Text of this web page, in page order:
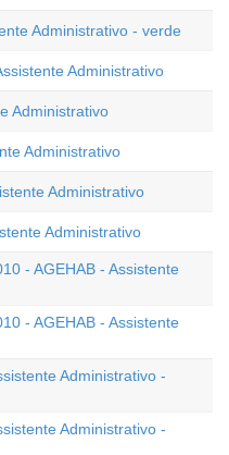
Administrativo - verde
Administrativo
Administrativo
Administrativo
Administrativo
Administrativo
- AGEHAB - Assistente
- AGEHAB - Assistente
Administrativo -
Administrativo -